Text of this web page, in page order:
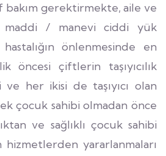
gerektirmekte, aile ve
maddi / manevi ciddi yük
önlenmesinde en
öncesi çiftlerin taşıyıcılık
her ikisi de taşıyıcı olan
çocuk sahibi olmadan önce
ve sağlıklı çocuk sahibi
yararlanmaları